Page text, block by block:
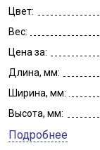
Цвет:
Вес:
Цена за:
Длина, мм:
Ширина, мм:
Высота, мм:
Подробнее